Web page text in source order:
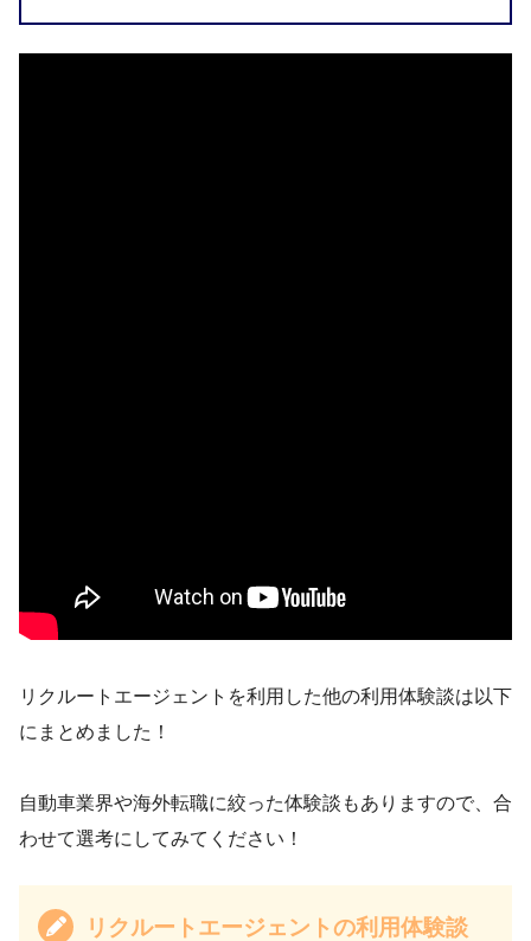
リクルートエージェントを利用した他の利用体験談は以下
にまとめました！
自動車業界や海外転職に絞った体験談もありますので、合
わせて選考にしてみてください！
リクルートエージェントの利用体験談